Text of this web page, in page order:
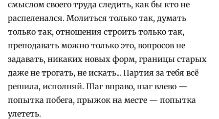
смыслом своего труда следить, как бы кто не
распеленался. Молиться только так, думать
только так, отношения строить только так,
преподавать можно только это, вопросов не
задавать, никаких новых форм, границы старых
даже не трогать, не искать... Партия за тебя всё
решила, исполняй. Шаг вправо, шаг влево —
попытка побега, прыжок на месте — попытка
улететь.